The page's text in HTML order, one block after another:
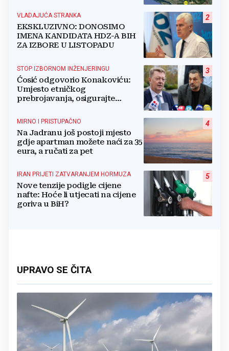
2
VLADAJUĆA STRANKA
EKSKLUZIVNO: DONOSIMO
IMENA KANDIDATA HDZ-A BIH
ZA IZBORE U LISTOPADU
3
STOP IZBORNOM INŽENJERINGU
Ćosić odgovorio Konakoviću:
Umjesto etničkog
prebrojavanja, osigurajte
4
MIRNO I PRISTUPAČNO
Na Jadranu još postoji mjesto
gdje apartman možete naći za 35
eura, a ručati za pet
5
IRAN PRIJETI ZATVARANJEM HORMUZA
Nove tenzije podigle cijene
nafte: Hoće li utjecati na cijene
goriva u BiH?
UPRAVO SE ČITA